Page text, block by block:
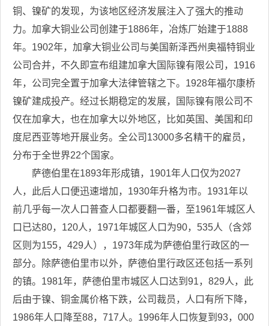
铜、镍矿的发现，为该地区经济发展注入了强大的推动
力。加拿大铜业公司创建于1886年，冶炼厂始建于1888
年。1902年，加拿大铜业公司与美国新泽西州奥福特铜业
公司合并，不久即宣布组建加拿大国际镍有限公司，1916
年，公司完全置于加拿大法律管辖之下。1928年福尔康桥
镍矿建成投产。经过长期稳定的发展，国际镍有限公司不
仅在加拿大，也在加拿大以外地区，比如英国、美国和印
度尼西亚等地开展业务。全公司13000多名精干的雇员，
分布于全世界22个国家。
萨德伯里在1893年形成镇，1901年人口仅为2027
人，此后人口便迅速增加，1930年升格为市。1931年以
前几乎每一次人口普查人口都要翻一番，至1961年城区人
口已达80，120人，1971年城区人口为90，535人（含郊
区则为155，429人），1973年成为萨德伯里行政区的一
部分。除萨德伯里市以外，萨德伯里行政区还包括一系列
的镇。1981年，萨德伯里市城区人口达到91，829人，此
后由于镍、铜金属价格下跌，公司裁员，人口有所下降，
1986年人口降至88，717人。1996年人口恢复到93，000